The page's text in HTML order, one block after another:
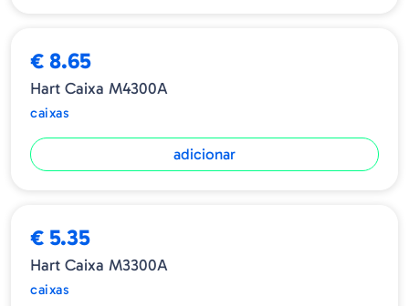
€ 8.65
Hart Caixa M4300A
caixas
adicionar
€ 5.35
Hart Caixa M3300A
caixas